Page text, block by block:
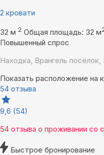
2 кровати
32 м 2 Общая площадь: 32 м
Повышенный спрос
Находка, Врангель
Показать расположение на
54 отзыва
9,6 (54)
54 отзыва о проживании со
Быстрое бронирование